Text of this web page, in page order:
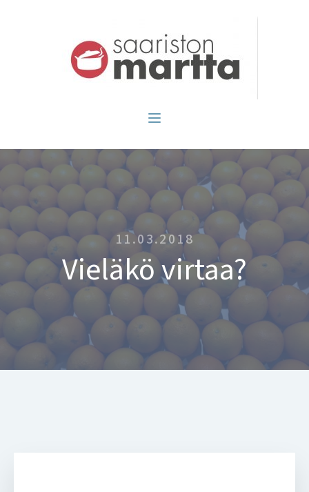
11.03.2018
Vieläkö virtaa?